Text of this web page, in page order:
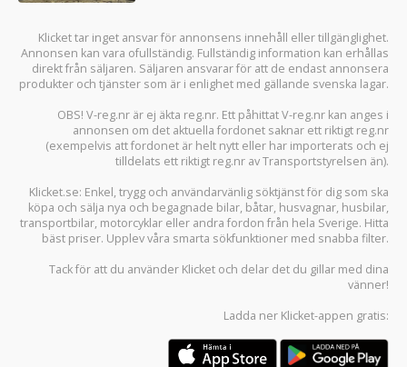
Klicket tar inget ansvar för annonsens innehåll eller tillgänglighet.
Annonsen kan vara ofullständig. Fullständig information kan erhållas
direkt från säljaren. Säljaren ansvarar för att de endast annonsera
produkter och tjänster som är i enlighet med gällande svenska lagar.
OBS! V-reg.nr är ej äkta reg.nr. Ett påhittat V-reg.nr kan anges i
annonsen om det aktuella fordonet saknar ett riktigt reg.nr
(exempelvis att fordonet är helt nytt eller har importerats och ej
tilldelats ett riktigt reg.nr av Transportstyrelsen än).
Klicket.se: Enkel, trygg och användarvänlig söktjänst för dig som ska
köpa och sälja nya och begagnade bilar, båtar, husvagnar, husbilar,
transportbilar, motorcyklar eller andra fordon från hela Sverige. Hitta
bäst priser. Upplev våra smarta sökfunktioner med snabba filter.
Tack för att du använder Klicket och delar det du gillar med dina
vänner!
Ladda ner Klicket-appen gratis: